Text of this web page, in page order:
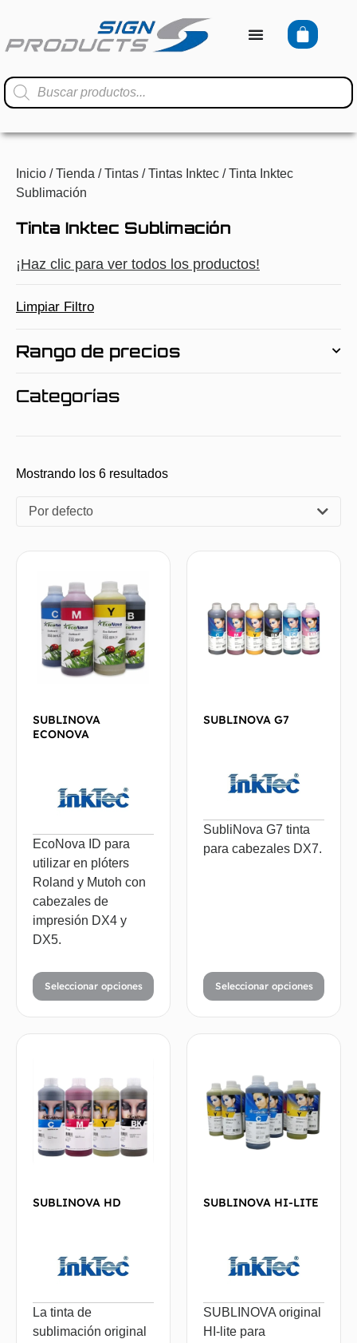
Inicio /Tienda /Tintas /Tintas Inktec / Tinta Inktec
Sublimación
Tinta Inktec Sublimación
¡Haz clic para ver todos los productos!
Limpiar Filtro
Rango de precios
Categorías
Mostrando los 6 resultados
Por defecto
SUBLINOVA
ECONOVA
EcoNova ID para
utilizar en plóters
Roland y Mutoh con
cabezales de
impresión DX4 y
DX5.
Seleccionar opciones
SUBLINOVA G7
SubliNova G7 tinta
para cabezales DX7.
Seleccionar opciones
SUBLINOVA HD
La tinta de
sublimación original
SUBLINOVA HI-LITE
SUBLINOVA original
HI-lite para